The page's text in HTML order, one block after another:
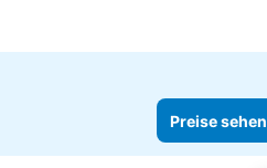
Preise sehen